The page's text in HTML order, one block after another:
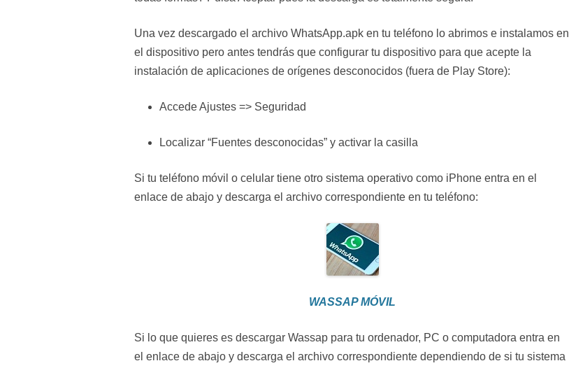
Una vez descargado el archivo WhatsApp.apk en tu teléfono lo abrimos e instalamos en
el dispositivo pero antes tendrás que configurar tu dispositivo para que acepte la
instalación de aplicaciones de orígenes desconocidos (fuera de Play Store):
Accede Ajustes => Seguridad
Localizar “Fuentes desconocidas” y activar la casilla
Si tu teléfono móvil o celular tiene otro sistema operativo como iPhone entra en el
enlace de abajo y descarga el archivo correspondiente en tu teléfono:
WASSAP MÓVIL
Si lo que quieres es descargar Wassap para tu ordenador, PC o computadora entra en
el enlace de abajo y descarga el archivo correspondiente dependiendo de si tu sistema